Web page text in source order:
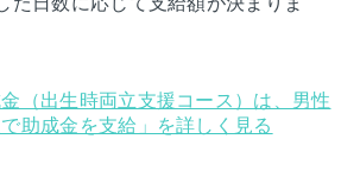
金（出生時両立支援コース）は、男性
助成金を支給」を詳しく見る